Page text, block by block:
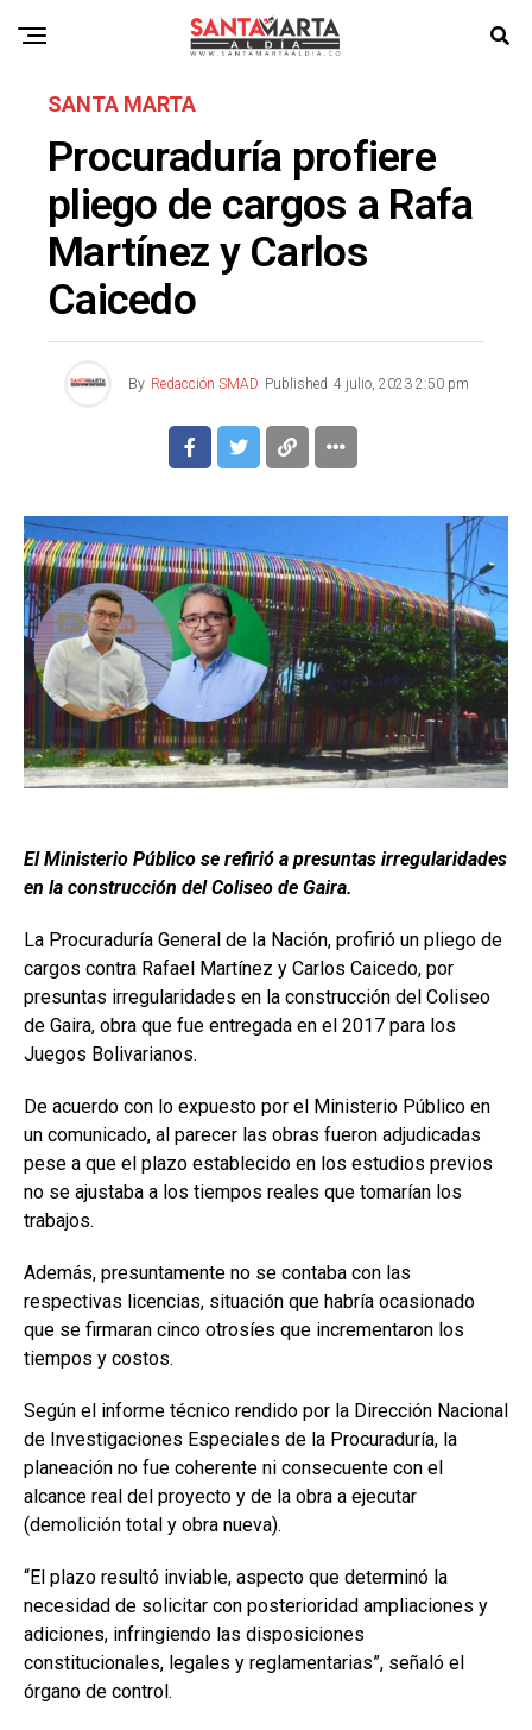
SANTA MARTA
Procuraduría profiere
pliego de cargos a Rafa
Martínez y Carlos
Caicedo
By Redacción SMAD Published 4 julio, 2023 2:50 pm
El Ministerio Público se refirió a presuntas irregularidades
en la construcción del Coliseo de Gaira.
La Procuraduría General de la Nación, profirió un pliego de
cargos contra Rafael Martínez y Carlos Caicedo, por
presuntas irregularidades en la construcción del Coliseo
de Gaira, obra que fue entregada en el 2017 para los
Juegos Bolivarianos.
De acuerdo con lo expuesto por el Ministerio Público en
un comunicado, al parecer las obras fueron adjudicadas
pese a que el plazo establecido en los estudios previos
no se ajustaba a los tiempos reales que tomarían los
trabajos.
Además, presuntamente no se contaba con las
respectivas licencias, situación que habría ocasionado
que se firmaran cinco otrosíes que incrementaron los
tiempos y costos.
Según el informe técnico rendido por la Dirección Nacional
de Investigaciones Especiales de la Procuraduría, la
planeación no fue coherente ni consecuente con el
alcance real del proyecto y de la obra a ejecutar
(demolición total y obra nueva).
“El plazo resultó inviable, aspecto que determinó la
necesidad de solicitar con posterioridad ampliaciones y
adiciones, infringiendo las disposiciones
constitucionales, legales y reglamentarias”, señaló el
órgano de control.